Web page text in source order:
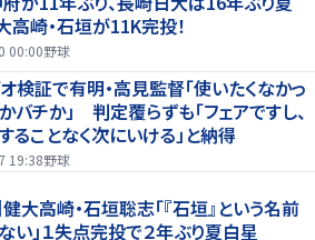
高崎・石垣が11K完投！
00:00野球
検証で有明・高見監督「使いたくなかっ
バチか」 判定覆らずも「フェアですし、
ることなく次にいける」と納得
19:38野球
健大高崎・石垣聡志「『石垣』という名前
い」１失点完投で２年ぶり夏白星